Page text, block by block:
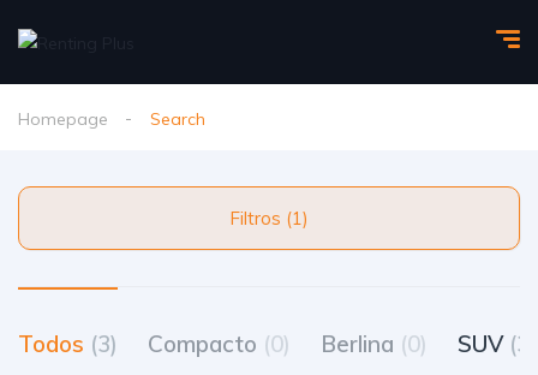
Homepage Search
Filtros (1)
Todos (3) Compacto (0) Berlina (0) SUV (3)